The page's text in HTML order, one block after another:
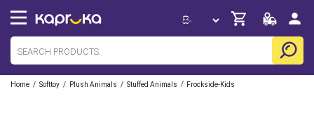
Home / Softtoy / Plush Animals / Stuffed Animals / Frockside-Kids